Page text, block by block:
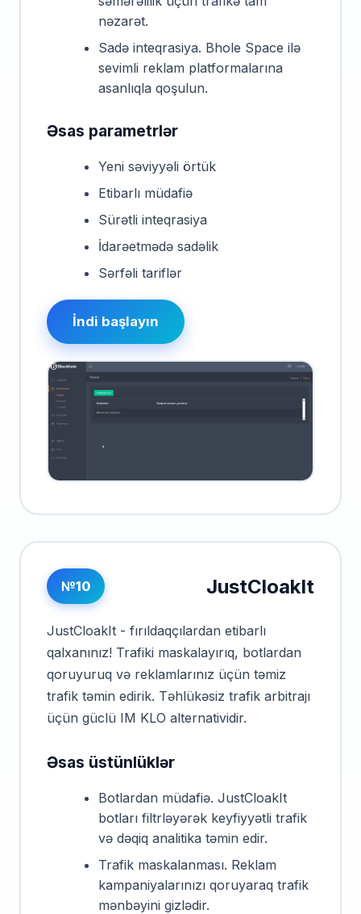
nəzarət.
Sadə inteqrasiya. Bhole Space ilə
sevimli reklam platformalarına
asanlıqla qoşulun.
Əsas parametrlər
Yeni səviyyəli örtük
Etibarlı müdafiə
Sürətli inteqrasiya
İdarəetmədə sadəlik
Sərfəli tariflər
İndi başlayın
№10 JustCloakIt
JustCloakIt - fırıldaqçılardan etibarlı
qalxanınız! Trafiki maskalayırıq, botlardan
qoruyuruq və reklamlarınız üçün təmiz
trafik təmin edirik. Təhlükəsiz trafik arbitrajı
üçün güclü IM KLO alternatividir.
Əsas üstünlüklər
Botlardan müdafiə. JustCloakIt
botları filtrləyərək keyfiyyətli trafik
və dəqiq analitika təmin edir.
Trafik maskalanması. Reklam
kampaniyalarınızı qoruyaraq trafik
mənbəyini gizlədir.